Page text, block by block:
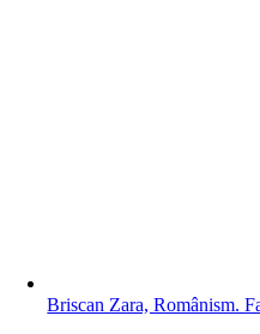
Briscan Zara, Românism.